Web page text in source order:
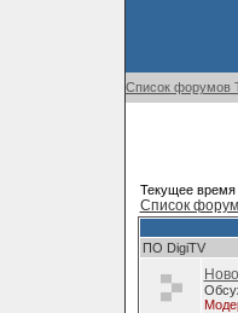
Список форумов
Текущее время
Список
ПО DigiTV